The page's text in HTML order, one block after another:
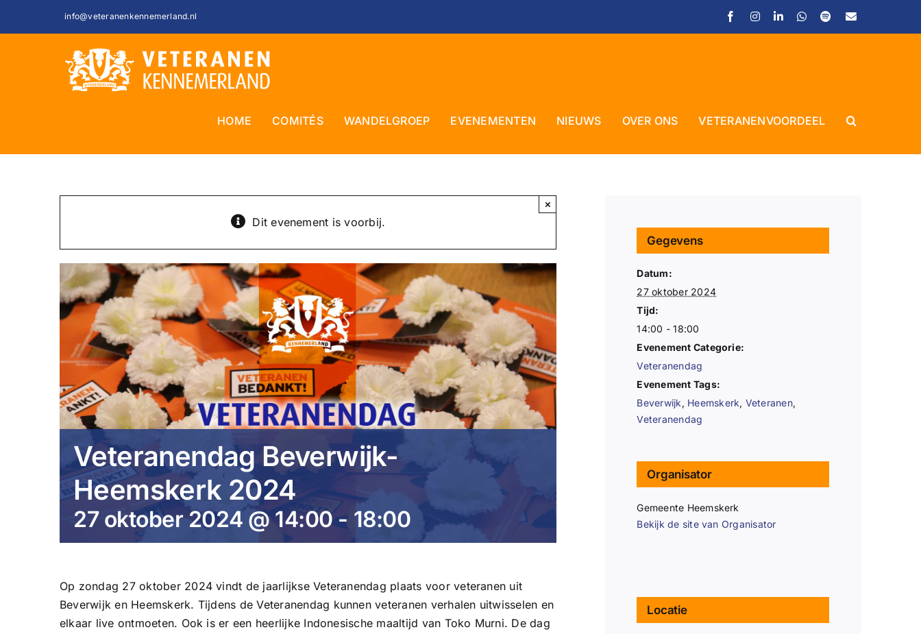
info@veteranenkennemerland.nl FacebookInstagramLinkedInWhatsApp
SpotifyE-
HOME COMITÉS WANDELGROEP EVENEMENTEN NIEUWS OVER ONS VETERANENVOORDEEL
Dit evenement is voorbij.
×
Veteranendag Beverwijk-
Heemskerk 2024
27 oktober 2024 @ 14:00- 18:00
Op zondag 27 oktober 2024 vindt de jaarlijkse Veteranendag plaats voor veteranen uit
Beverwijk en Heemskerk. Tijdens de Veteranendag kunnen veteranen verhalen uitwisselen en
elkaar live ontmoeten. Ook is er een heerlijke Indonesische maaltijd van Toko Murni. De dag
Gegevens
Datum:
27 oktober 2024
Tijd:
14:00 - 18:00
Evenement Categorie:
Veteranendag
Evenement Tags:
Beverwijk , Heemskerk, Veteranen,
Veteranendag
Organisator
Gemeente Heemskerk
Bekijk de site van Organisator
Locatie
Close